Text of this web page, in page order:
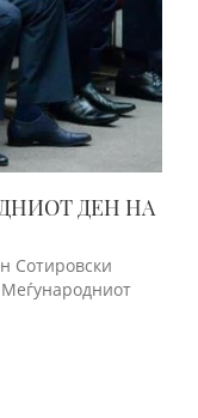
ДЕН НА
Сотировски